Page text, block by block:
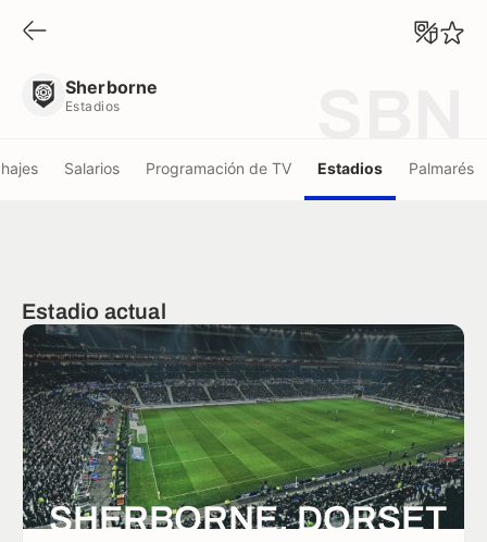
Sherborne
Estadios
Salarios Programación de TV Estadios Palmarés
Estadio actual
SHERBORNE, DORSET